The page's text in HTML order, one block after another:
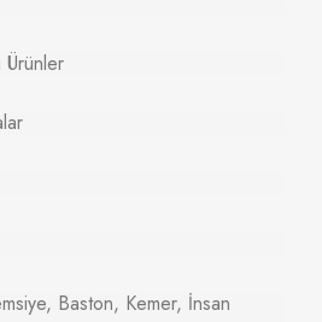
Baston, Kemer, İnsan